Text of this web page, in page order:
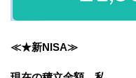
≪★新NISA≫